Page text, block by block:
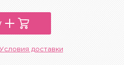
доставки